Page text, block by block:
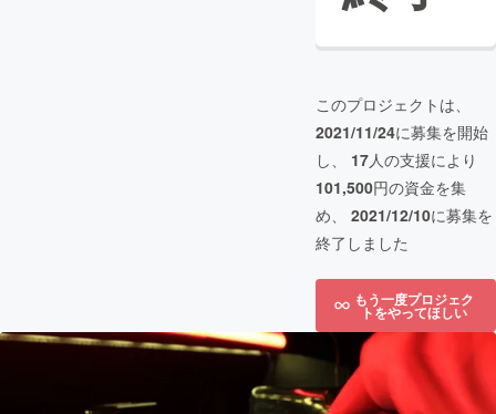
このプロジェクトは、
2021/11/24に募集を開始
し、 17人の支援により
101,500円の資金を集
め、 2021/12/10に募集を
終了しました
もう一度プロジェク
トをやってほしい